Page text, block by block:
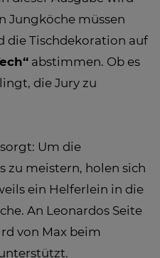
Jungköche müssen
die Tischdekoration auf
abstimmen. Ob es
die Jury zu
Um die
zu meistern, holen sich
ein Helferlein in die
An Leonardos Seite
von Max beim